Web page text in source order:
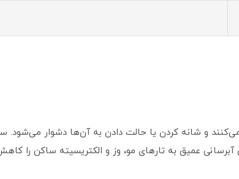
و شانه کردن یا حالت دادن به آن‌ها دشوار می‌شود.
عمیق به تارهای مو، وز و الکتریسیته ساکن را